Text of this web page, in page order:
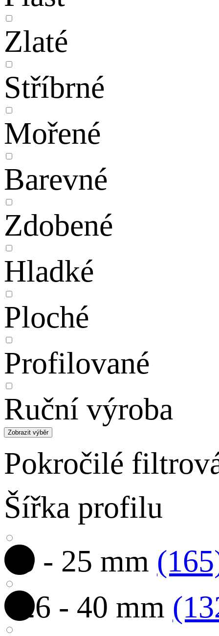
Zlaté
Stříbrné
Mořené
Barevné
Zdobené
Hladké
Ploché
Profilované
Ruční výroba
Zobrazit výběr
Pokročilé
Šířka profilu
0 - 25 mm
26 - 40 mm